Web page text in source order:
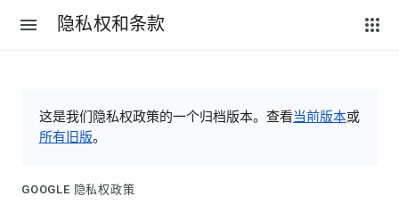
隐私权和条款
这是我们隐私权政策的一个归档版本。查看当前版本或
所有旧版。
GOOGLE 隐私权政策